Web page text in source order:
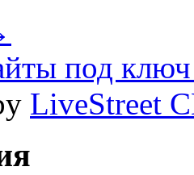
под ключ
LiveStreet